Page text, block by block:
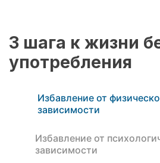
3 шага к жизни
употребления
Избавление от
зависимости
Избавление от
зависимости